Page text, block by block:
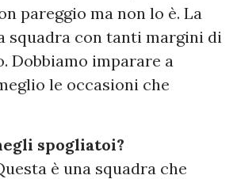
pareggio ma non lo è. La
squadra con tanti margini di
Dobbiamo imparare a
le occasioni che
spogliatoi?
è una squadra che